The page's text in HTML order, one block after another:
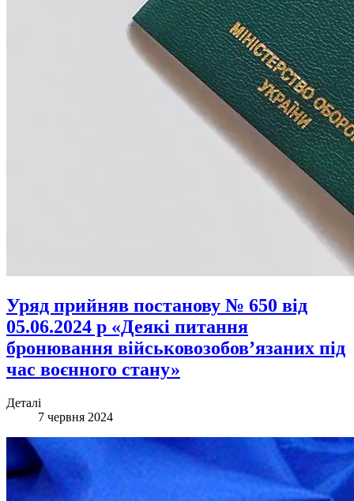
Уряд прийняв постанову № 650 від
05.06.2024 р «Деякі питання
бронювання військовозобов’язаних під
час воєнного стану»
Деталі
7 червня 2024